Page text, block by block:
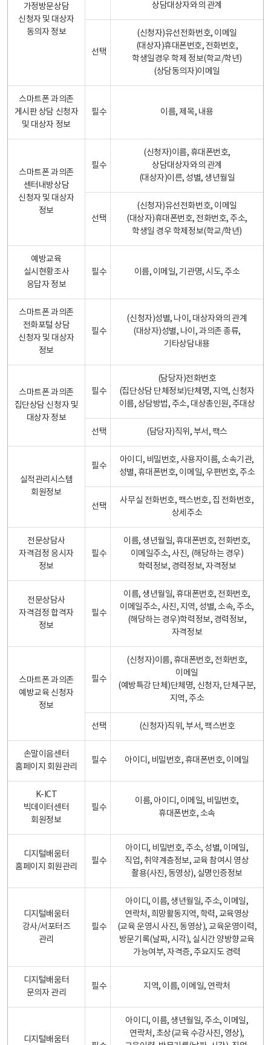
가정방문상담
신청자 및 대상자
동의자 정보
상담대상자와의 관계
선택
(신청자)유선전화번호, 이메일
(대상자)휴대폰번호, 전화번호,
학생일경우 학제 정보(학교/학년)
(상담동의자)이메일
스마트폰 과의존
게시판 상담 신청자
및 대상자 정보
필수 이름, 제목, 내용
스마트폰 과의존
센터내방상담
신청자 및 대상자
정보
필수
(신청자)이름, 휴대폰번호,
상담대상자와의 관계
(대상자)이른, 성별, 생년월일
선택
(신청자)유선전화번호, 이메일
(대상자)휴대폰번호, 전화번호, 주소,
학생일 경우 학제정보(학교/학년)
예방교육
실시현황조사
응답자 정보
필수 이름, 이메일, 기관명, 시도, 주소
스마트폰 과의존
전화포털 상담
신청자 및 대상자
정보
필수
(신청자)성별, 나이, 대상자와의 관계
(대상자)성별, 나이, 과의존 종류,
기타상담내용
스마트폰 과의존
집단상담 신청자 및
대상자 정보
필수
(담당자)전화번호
(집단상담 단체정보)단체명, 지역, 신청자
이름, 상담방법, 주소, 대상총인원, 주대상
선택 (담당자)직위, 부서, 팩스
실적관리시스템
회원정보
필수
아이디, 비밀번호, 사용자이름, 소속기관,
성별, 휴대폰번호, 이메일, 우편번호, 주소
선택
사무실 전화번호, 팩스번호, 집 전화번호,
상세주소
전문상담사
자격검정 응시자
정보
필수
이름, 생년월일, 휴대폰번호, 전화번호,
이메일주소, 사진, (해당하는 경우)
학력정보, 경력정보, 자격정보
전문상담사
자격검정 합격자
정보
필수
이름, 생년월일, 휴대폰번호, 전화번호,
이메일주소, 사진, 지역, 성별, 소속, 주소,
(해당하는 경우)학력정보, 경력정보,
자격정보
스마트폰 과의존
예방교육 신청자
정보
필수
(신청자)이름, 휴대폰번호, 전화번호,
이메일
(예방특강 단체)단체명, 신청자, 단체구분,
지역, 주소
선택 (신청자)직위, 부서, 팩스번호
손말이음센터
홈페이지 회원관리
필수 아이디, 비밀번호, 휴대폰번호, 이메일
K-ICT
빅데이터센터
회원정보
필수
이름, 아이디, 이메일, 비밀번호,
휴대폰번호, 소속
디지털배움터
홈페이지 회원관리
필수
아이디, 비밀번호, 주소, 성별, 이메일,
직업, 취약계층정보, 교육 참여시 영상
촬용(사진, 동영상), 실명인증정보
디지털배움터
강사/서포터즈
관리
필수
아이디, 이름, 생년월일, 주소, 이메일,
연락처, 희망활동지역, 학력, 교육영상
(교육 운영시 사진, 동영상), 교육운영이력,
방문기록(날짜, 시각), 실시간 양방향교육
가능여부, 자격증, 주요지도 경력
디지털배움터
문의자 관리
필수 지역, 이름, 이메일, 연락처
디지털배움터
아이디, 이름, 생년월일, 주소, 이메일,
연락처, 초상(교육 수강사진, 영상),